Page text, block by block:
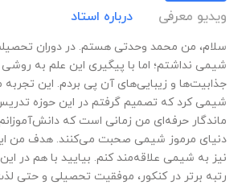
ویدیو معرفی درباره استاد
سلام، من محمد وحدتی هستم. در دوران
شیمی نداشتم؛ اما با پیگیری این علم به
جذابیت‌ها و زیبایی‌های آن پی بردم. این
شیمی کرد که تصمیم گرفتم در این حوزه
ماندگار حرفه‌ای من زمانی است که دانش‌آموزانم
دنیای مرموز شیمی صحبت می‌کنند. هدف من
نیز به شیمی علاقه‌مند کنم. بیایید با هم در
رتبه برتر در کنکور، موفقیت تحصیلی و حتی